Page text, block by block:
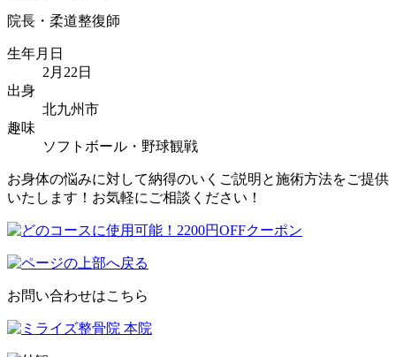
院長・柔道整復師
生年月日
2月22日
出身
北九州市
趣味
ソフトボール・野球観戦
お身体の悩みに対して納得のいくご説明と施術方法をご提供
いたします！お気軽にご相談ください！
お問い合わせはこちら